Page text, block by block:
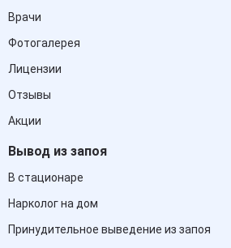
Врачи
Фотогалерея
Лицензии
Отзывы
Акции
Вывод из запоя
В стационаре
Нарколог на дом
Принудительное выведение из запоя